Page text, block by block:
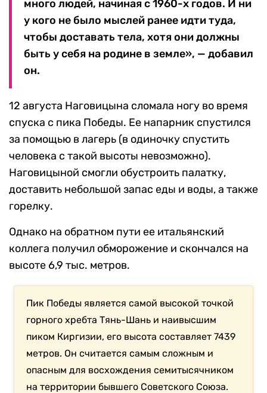
много людей, начиная с 1960-х годов. И ни
у кого не было мыслей ранее идти туда,
чтобы доставать тела, хотя они должны
быть у себя на родине в земле», — добавил
он.
12 августа Наговицына сломала ногу во время
спуска с пика Победы. Ее напарник спустился
за помощью в лагерь (в одиночку спустить
человека с такой высоты невозможно).
Наговицыной смогли обустроить палатку,
доставить небольшой запас еды и воды, а также
горелку.
Однако на обратном пути ее итальянский
коллега получил обморожение и скончался на
высоте 6,9 тыс. метров.
Пик Победы является самой высокой точкой
горного хребта Тянь-Шань и наивысшим
пиком Киргизии, его высота составляет 7439
метров. Он считается самым сложным и
опасным для восхождения семитысячником
на территории бывшего Советского Союза.